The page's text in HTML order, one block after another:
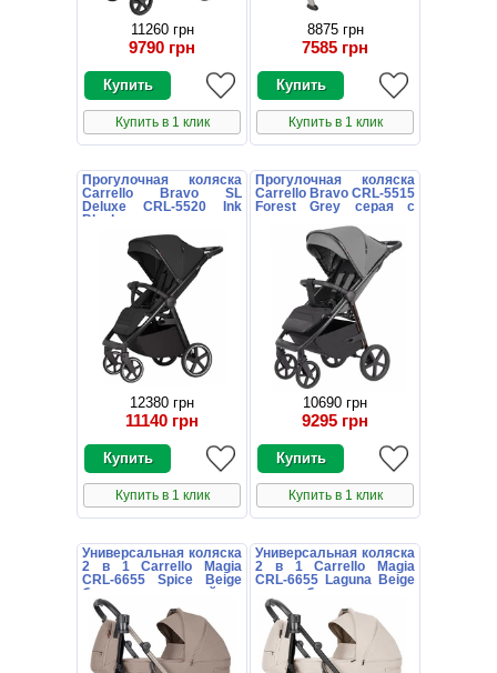
11260 грн
9790 грн
Купить в 1 клик
8875 грн
7585 грн
Купить в 1 клик
Прогулочная коляска
Carrello Bravo SL
Deluxe CRL-5520 Ink
Black черная
12380 грн
11140 грн
Купить в 1 клик
Прогулочная коляска
Carrello Bravo CRL-5515
Forest Grey серая с
10690 грн
9295 грн
Купить в 1 клик
Универсальная коляска
2 в 1 Carrello Magia
CRL-6655 Spice Beige
бежевая с сумочкой
Универсальная коляска
2 в 1 Carrello Magia
CRL-6655 Laguna Beige
светло-бежевая с
сумочкой